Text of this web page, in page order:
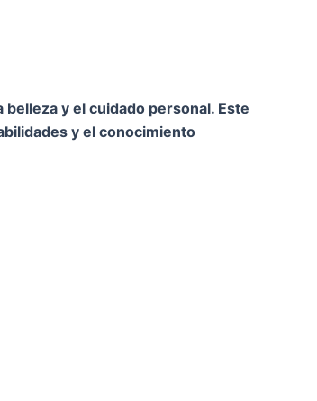
y el cuidado personal. Este
y el conocimiento